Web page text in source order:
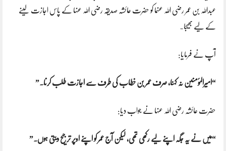
عبداللہ بن عمر رضی اللہ عنہما کو حضرت عائشہ صدیقہ رضی اللہ عنہا کے پاس اجازت لینے
کے لیے بھیجا۔
آپ نے فرمایا:
“امیرالمؤمنین نہ کہنا، صرف عمر بن خطاب کی طرف سے اجازت طلب کرنا۔”
حضرت عائشہ رضی اللہ عنہا نے جواب دیا:
“میں نے یہ جگہ اپنے لیے رکھی تھی، لیکن آج عمر کو اپنے اوپر ترجیح دیتی ہوں۔”